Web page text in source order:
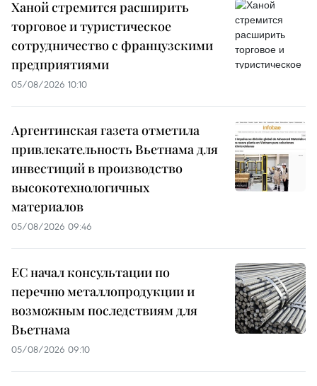
Ханой стремится расширить
торговое и туристическое
сотрудничество с французскими
предприятиями
05/08/2026 10:10
Аргентинская газета отметила
привлекательность Вьетнама для
инвестиций в производство
высокотехнологичных
материалов
05/08/2026 09:46
ЕС начал консультации по
перечню металлопродукции и
возможным последствиям для
Вьетнама
05/08/2026 09:10